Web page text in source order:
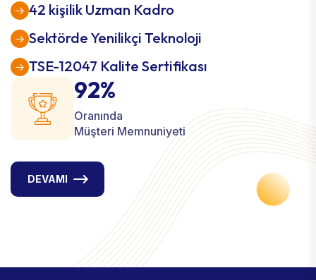
42 kişilik Uzman Kadro
Sektörde Yenilikçi Teknoloji
TSE-12047 Kalite Sertifikası
92%
Oranında
Müşteri Memnuniyeti
DEVAMI